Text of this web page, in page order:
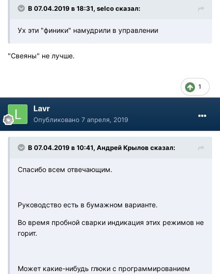
В 07.04.2019 в 18:31, selco сказал:
Ух эти "финики" намудрили в управлении
"Свеяны" не лучше.
1
Lavr
Опубликовано 7 апреля, 2019
В 07.04.2019 в 10:41, Андрей Крылов сказал:
Спасибо всем отвечающим.
Руководство есть в бумажном варианте.
Во время пробной сварки индикация этих режимов не
горит.
Может какие-нибудь глюки с программированием